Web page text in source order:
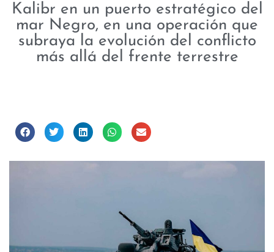
Kalibr en un puerto estratégico del
mar Negro, en una operación que
subraya la evolución del conflicto
más allá del frente terrestre